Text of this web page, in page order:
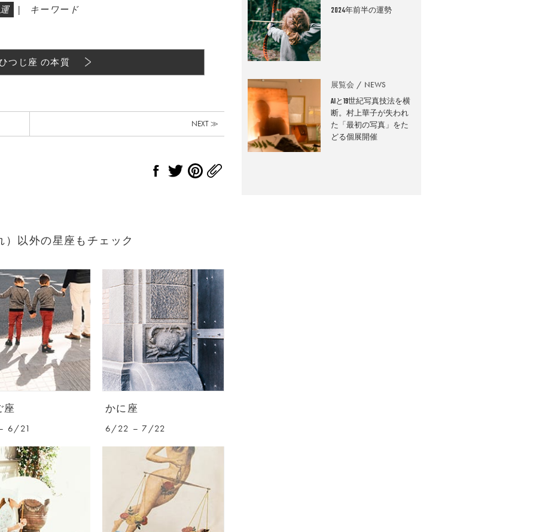
| キーワード
つじ座 の本質
NEXT ≫
以外の星座もチェック
座
6/21
かに座
6/22 – 7/22
2024年前半の運勢
展覧会 NEWS
AIと19世紀写真技法を横
断。村上華子が失われ
た「最初の写真」をた
どる個展開催